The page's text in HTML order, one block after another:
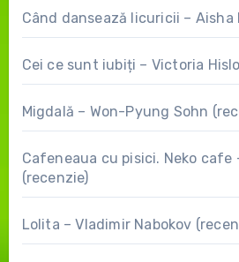
Când dansează licuricii – Aisha
Cei ce sunt iubiți – Victoria
Migdală – Won-Pyung Sohn
Cafeneaua cu pisici. Neko cafe
(recenzie)
Lolita – Vladimir Nabokov